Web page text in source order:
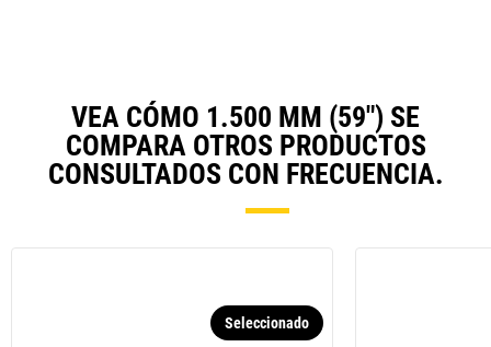
VEA CÓMO 1.500 MM (59") SE
COMPARA OTROS PRODUCTOS
CONSULTADOS CON FRECUENCIA.
Seleccionado